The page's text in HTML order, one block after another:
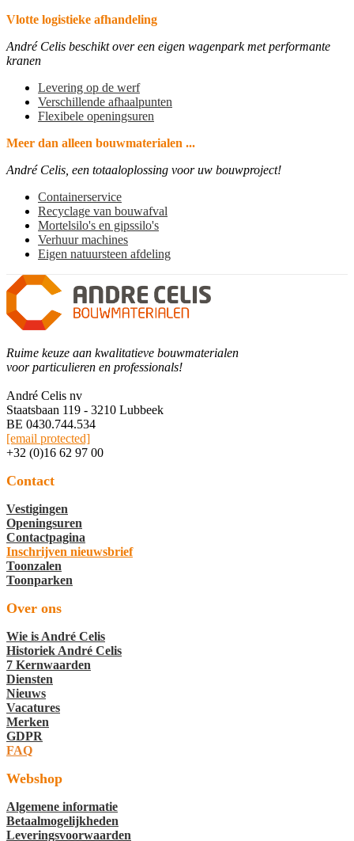
Vlotte logistieke afhandeling
André Celis beschikt over een eigen wagenpark met performante
kranen
Levering op de werf
Verschillende afhaalpunten
Flexibele openingsuren
Meer dan alleen bouwmaterialen ...
André Celis, een totaaloplossing voor uw bouwproject!
Containerservice
Recyclage van bouwafval
Mortelsilo's en gipssilo's
Verhuur machines
Eigen natuursteen afdeling
Ruime keuze aan kwalitatieve bouwmaterialen
voor particulieren en professionals!
André Celis nv
Staatsbaan 119 - 3210 Lubbeek
BE 0430.744.534
[email protected]
+32 (0)16 62 97 00
Contact
Vestigingen
Openingsuren
Contactpagina
Inschrijven nieuwsbrief
Toonzalen
Toonparken
Over ons
Wie is André Celis
Historiek André Celis
7 Kernwaarden
Diensten
Nieuws
Vacatures
Merken
GDPR
FAQ
Webshop
Algemene informatie
Betaalmogelijkheden
Leveringsvoorwaarden